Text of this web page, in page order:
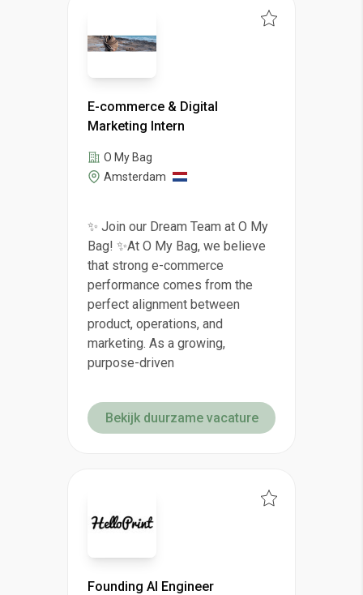
E-commerce & Digital
Marketing Intern
O My Bag
Amsterdam
✨ Join our Dream Team at O My
Bag! ✨At O My Bag, we believe
that strong e-commerce
performance comes from the
perfect alignment between
product, operations, and
marketing. As a growing,
purpose-driven
Bekijk duurzame vacature
Founding AI Engineer